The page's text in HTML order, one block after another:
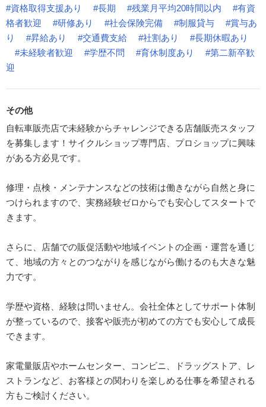
#資格取得支援あり #長期 #残業月平均20時間以内
#有資
格者歓迎
#研修あり #社会保険完備 #制服貸与
#賞与あ
り
#昇給あり #交通費支給 #社割あり
#長期休暇あり
#未経験者歓迎
#学歴不問 #育休制度あり
#第二新卒歓
迎
その他
自転車販売店で未経験からチャレンジできる店舗販売スタッフ
を募集します！サイクルショップ専門店、プロショップに興味
がある方必見です。
修理・点検・メンテナンスなどの技術は働きながら自然と身に
つけられますので、実務経験ゼロからでも安心してスタートで
きます。
さらに、店舗での販促活動や地域イベントの企画・運営を通じ
て、地域の方々とのつながりを感じながら働けるのも大きな魅
力です。
学歴や資格、経験は問いません。会社全体としてサポート体制
が整っているので、接客や販売が初めての方でも安心して成長
できます。
家電量販店やホームセンター、コンビニ、ドラッグストア、レ
ストランなど、お客様との関わりを楽しめる仕事を希望される
方もご検討ください。